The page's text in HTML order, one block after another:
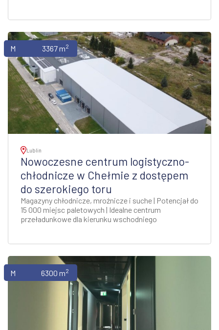
Magazyny 3367 m2
Lublin
Nowoczesne centrum logistyczno-
chłodnicze w Chełmie z dostępem
do szerokiego toru
Magazyny chłodnicze, mroźnicze i suche | Potencjał do
15 000 miejsc paletowych | Idealne centrum
przeładunkowe dla kierunku wschodniego
Magazyny6300 m2